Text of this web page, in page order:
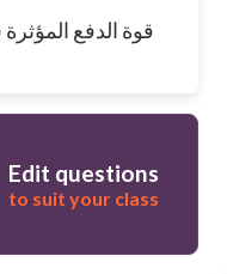
قوة الدفع
Edit questions
to suit your class